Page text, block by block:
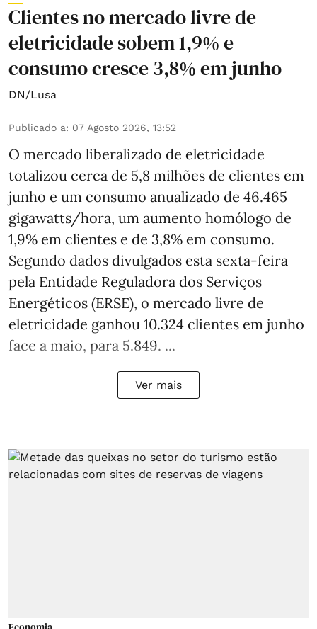
Clientes no mercado livre de
eletricidade sobem 1,9% e
consumo cresce 3,8% em junho
DN/Lusa
Publicado a: 07 Agosto 2026, 13:52
O mercado liberalizado de eletricidade
totalizou cerca de 5,8 milhões de clientes em
junho e um consumo anualizado de 46.465
gigawatts/hora, um aumento homólogo de
1,9% em clientes e de 3,8% em consumo.
Segundo dados divulgados esta sexta-feira
pela Entidade Reguladora dos Serviços
Energéticos (ERSE), o mercado livre de
eletricidade ganhou 10.324 clientes em junho
face a maio, para 5.849. ...
Ver mais